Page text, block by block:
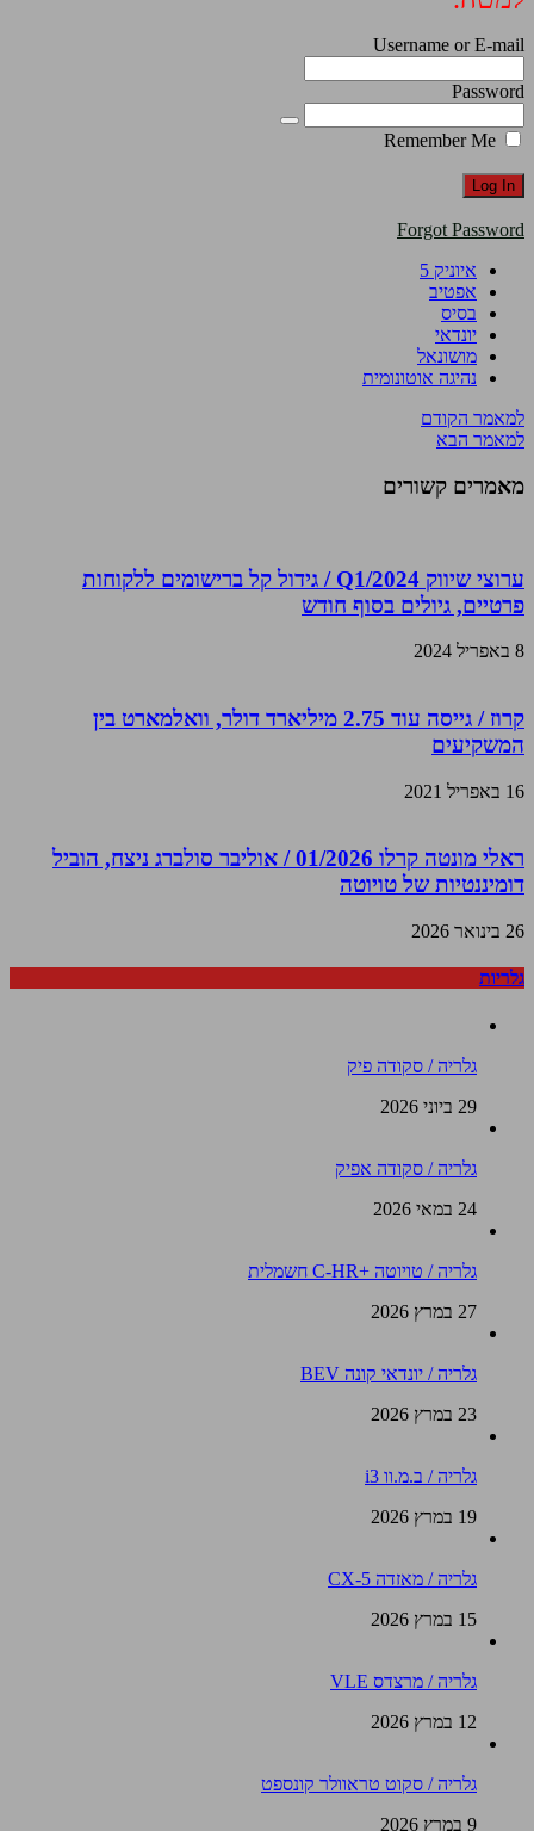
Username or E-mail
Password
Forgot Password
איוניק 5
אפטיב
בסיס
יונדאי
מושונאל
נהיגה אוטונומית
למאמר הקודם
למאמר הבא
מאמרים קשורים
ערוצי שיווק Q1/2024 / גידול קל ברישומים ללקוחות
פרטיים, גיולים בסוף חודש
8 באפריל 2024
קרוז / גייסה עוד 2.75 מיליארד דולר, וואלמארט בין
המשקיעים
16 באפריל 2021
ראלי מונטה קרלו 01/2026 / אוליבר סולברג ניצח, הוביל
דומיננטיות של טויוטה
26 בינואר 2026
גלריות
גלריה / סקודה פיק
29 ביוני 2026
גלריה / סקודה אפיק
24 במאי 2026
גלריה / טויוטה +C-HR חשמלית
27 במרץ 2026
גלריה / יונדאי קונה BEV
23 במרץ 2026
גלריה / ב.מ.וו i3
19 במרץ 2026
גלריה / מאזדה CX-5
15 במרץ 2026
גלריה / מרצדס VLE
12 במרץ 2026
גלריה / סקוט טראוולר קונספט
9 במרץ 2026